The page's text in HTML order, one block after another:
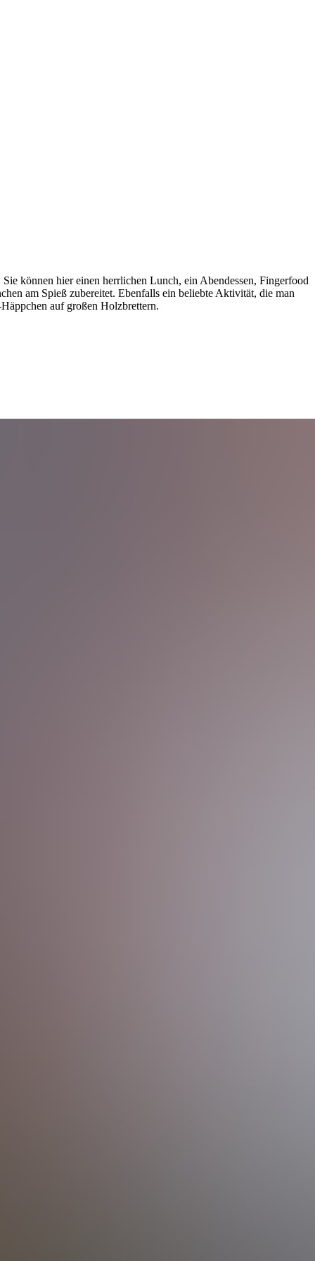
können hier einen herrlichen Lunch, ein Abendessen, Fingerfood
am Spieß zubereitet. Ebenfalls ein beliebte Aktivität, die man
auf großen Holzbrettern.